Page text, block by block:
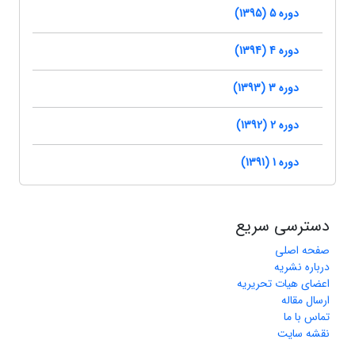
دوره 5 (1395)
دوره 4 (1394)
دوره 3 (1393)
دوره 2 (1392)
دوره 1 (1391)
دسترسی سریع
صفحه اصلی
درباره نشریه
اعضای هیات تحریریه
ارسال مقاله
تماس با ما
نقشه سایت